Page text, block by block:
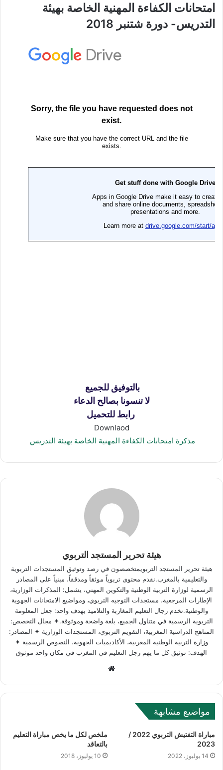
امتحانات الكفاءة المهنية الخاصة بهيئة
التدريس- دورة شتنبر 2018
بالتوفيق للجميع
لا تنسونا بصالح الدعاء
رابط للتحميل
مذكرة امتحانات الكفاءة المهنية الخاصة بهيئة التدريس
هيئة تحرير المستجد التربوي
هيئة تحرير المستجد التربويمتخصصون في رصد وتوثيق المستجدات التربوية
والتعليمية بالمغرب.نقدم محتوى تربوياً موثقاً ومدققاً، مبنياً على المصادر
الرسمية لوزارة التربية الوطنية والتكوين المهني، يشمل: المذكرات الوزارية،
الإطارات المرجعية، مستجدات التوجيه التربوي، ومواضيع الامتحانات الجهوية
والوطنية.نخدم رجال التعليم المغاربة والتلاميذ بهدف واحد: جعل المعلومة
التربوية الرسمية في متناول الجميع، بلغة واضحة وموثوقة.✦ مجال التخصص:
المناهج الدراسية المغربية، التقويم التربوي، المستجدات الوزارية ✦ المصادر:
وزارة التربية الوطنية المغربية، الأكاديميات الجهوية، النصوص الرسمية ✦
الهدف: توثيق كل ما يهم رجل التعليم في المغرب في مكان واحد موثوق
b
e
مواضيع مشابهة
مباراة التفتيش التربوي 2022 /
2023
14 يوليوز، 2022
ملخص لكل ما يخص مباراة التعليم
بالتعاقد
10 يوليوز، 2018